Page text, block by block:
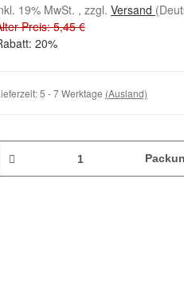
19% MwSt. , zzgl. Versand
Preis: 5,45 €
20%
5 - 7 Werktage (Ausland)